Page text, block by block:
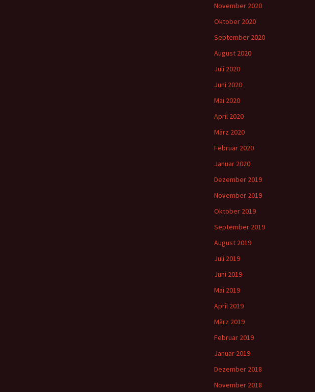
November 2020
Oktober 2020
September 2020
August 2020
Juli 2020
Juni 2020
Mai 2020
April 2020
März 2020
Februar 2020
Januar 2020
Dezember 2019
November 2019
Oktober 2019
September 2019
August 2019
Juli 2019
Juni 2019
Mai 2019
April 2019
März 2019
Februar 2019
Januar 2019
Dezember 2018
November 2018